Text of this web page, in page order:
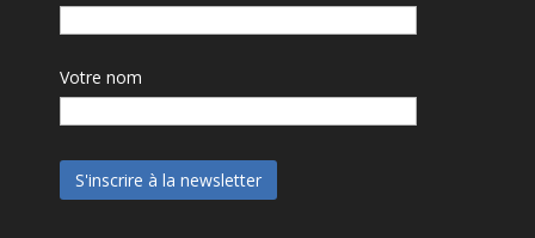
Votre nom